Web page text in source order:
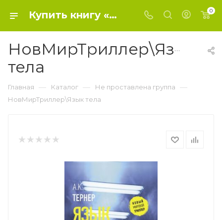
Купить книгу «НовМирТриллер\Язык тела» 2021, Тернер А.К. - Не проставлена группа 0
НовМирТриллер\Язык
тела
Главная — Каталог — Не проставлена группа —
НовМирТриллер\Язык тела